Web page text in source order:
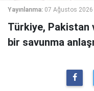
Yayınlanma: 07 Ağustos
Türkiye, Pakistan
bir savunma